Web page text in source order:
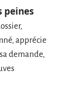
peines
apprécie
demande,